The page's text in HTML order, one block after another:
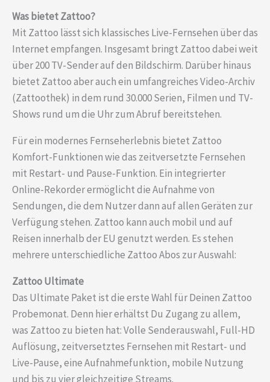
Was bietet Zattoo?
Mit Zattoo lässt sich klassisches Live-Fernsehen über das
Internet empfangen. Insgesamt bringt Zattoo dabei weit
über 200 TV-Sender auf den Bildschirm. Darüber hinaus
bietet Zattoo aber auch ein umfangreiches Video-Archiv
(Zattoothek) in dem rund 30.000 Serien, Filmen und TV-
Shows rund um die Uhr zum Abruf bereitstehen.
Für ein modernes Fernseherlebnis bietet Zattoo
Komfort-Funktionen wie das zeitversetzte Fernsehen
mit Restart- und Pause-Funktion. Ein integrierter
Online-Rekorder ermöglicht die Aufnahme von
Sendungen, die dem Nutzer dann auf allen Geräten zur
Verfügung stehen. Zattoo kann auch mobil und auf
Reisen innerhalb der EU genutzt werden. Es stehen
mehrere unterschiedliche Zattoo Abos zur Auswahl:
Zattoo Ultimate
Das Ultimate Paket ist die erste Wahl für Deinen Zattoo
Probemonat. Denn hier erhältst Du Zugang zu allem,
was Zattoo zu bieten hat: Volle Senderauswahl, Full-HD
Auflösung, zeitversetztes Fernsehen mit Restart- und
Live-Pause, eine Aufnahmefunktion, mobile Nutzung
und bis zu vier gleichzeitige Streams.